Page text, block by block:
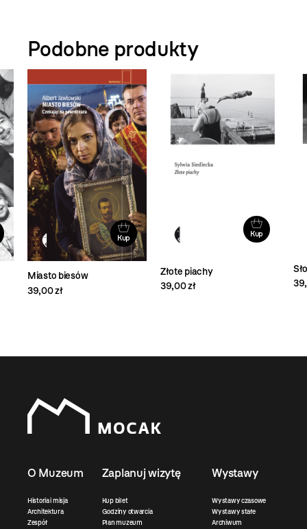
Podobne produkty
Kup
Miasto biesów
39,00 zł
Kup
Złote piachy
39,00 zł
O Muzeum
Historia i misja
Architektura
Zespół
Zaplanuj wizytę
Kup bilet
Godziny otwarcia
Plan muzeum
Wystawy
Wystawy czasowe
Wystawy stałe
Archiwum